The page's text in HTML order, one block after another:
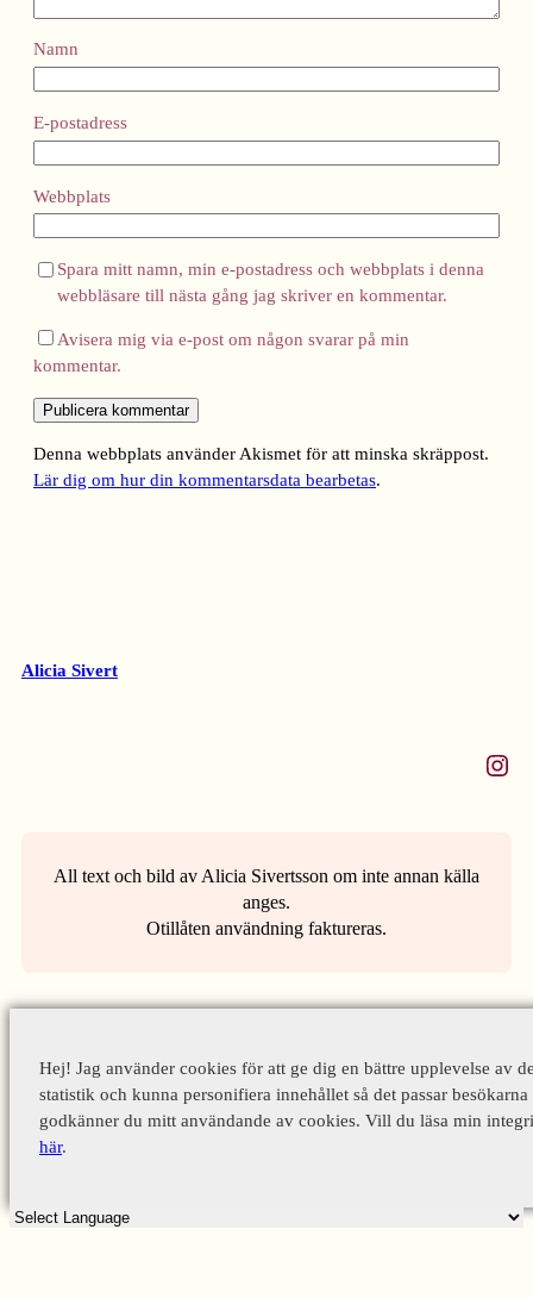
Namn
E-postadress
Webbplats
Spara mitt namn, min e-postadress och webbplats i denna
webbläsare till nästa gång jag skriver en kommentar.
Avisera mig via e-post om någon svarar på min
kommentar.
Denna webbplats använder Akismet för att minska skräppost.
Lär dig om hur din kommentarsdata bearbetas.
Alicia Sivert
Instagram
All text och bild av Alicia Sivertsson om inte annan källa
anges.
Otillåten användning faktureras.
Hej! Jag använder cookies för att ge dig en bättre upplevelse av
statistik och kunna personifiera innehållet så det passar
godkänner du mitt användande av cookies. Vill du läsa min
här.